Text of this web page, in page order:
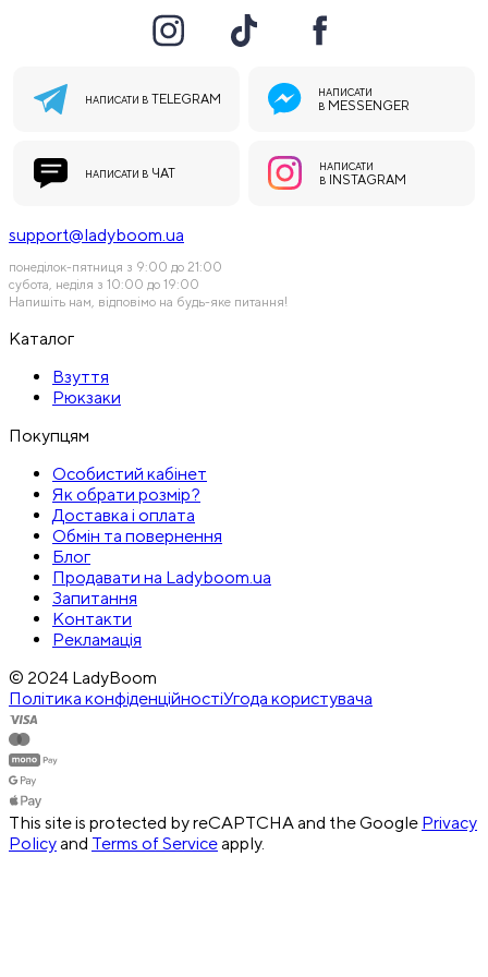
НАПИСАТИ В TELEGRAM
НАПИСАТИ
В MESSENGER
НАПИСАТИ В ЧАТ
НАПИСАТИ
В
INSTAGRAM
support@ladyboom.ua
понеділок-пятниця з 9:00 до 21:00
субота, неділя з 10:00 до 19:00
Напишіть нам, відповімо на будь-яке питання!
Каталог
Взуття
Рюкзаки
Покупцям
Особистий кабінет
Як обрати розмір?
Доставка і оплата
Обмін та повернення
Блог
Продавати на Ladyboom.ua
Запитання
Контакти
Рекламація
© 2024 LadyBoom
Політика конфіденційностіУгода користувача
This site is protected by reCAPTCHA and the Google Privacy
Policyand Terms of Serviceapply.